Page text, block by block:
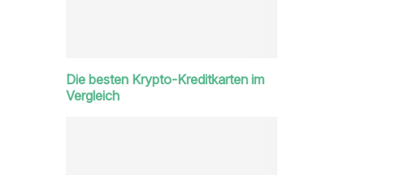
Die besten Krypto-Kreditkarten im
Vergleich